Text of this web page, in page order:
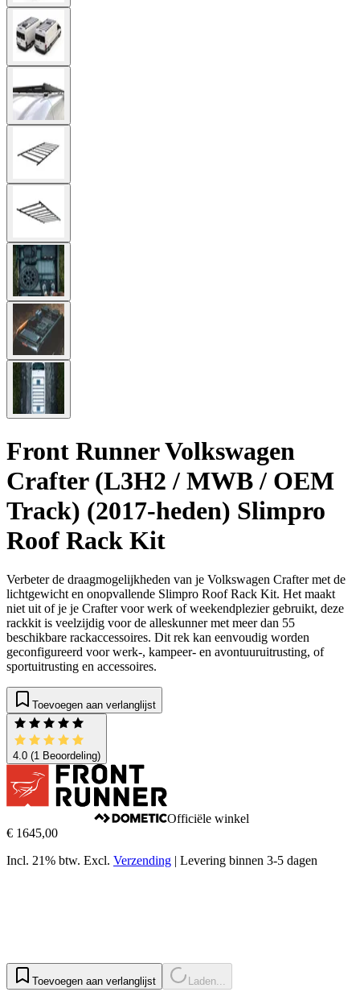
Front Runner Volkswagen
Crafter (L3H2 / MWB / OEM
Track) (2017-heden) Slimpro
Roof Rack Kit
Verbeter de draagmogelijkheden van je Volkswagen Crafter met de
lichtgewicht en onopvallende Slimpro Roof Rack Kit. Het maakt
niet uit of je je Crafter voor werk of weekendplezier gebruikt, deze
rackkit is veelzijdig voor de alleskunner met meer dan 55
beschikbare rackaccessoires. Dit rek kan eenvoudig worden
geconfigureerd voor werk-, kampeer- en avontuuruitrusting, of
sportuitrusting en accessoires.
Toevoegen aan verlanglijst
4.0 (1 Beoordeling)
Officiële winkel
€ 1645,00
Incl. 21% btw. Excl. Verzending | Levering binnen 3-5 dagen
Toevoegen aan verlanglijst Laden...